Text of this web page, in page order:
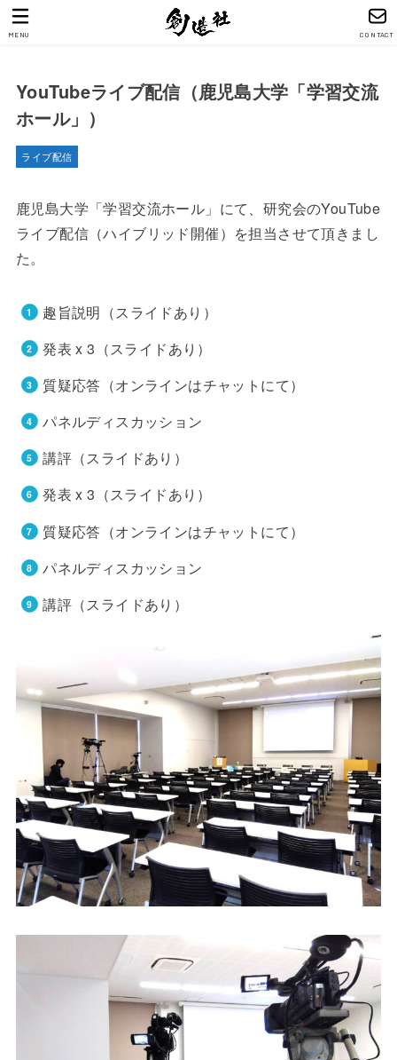
CONTACT
MENU
YouTubeライブ配信（鹿児島大学「学習交流
ホール」）
ライブ配信
鹿児島大学「学習交流ホール」にて、研究会のYouTube
ライブ配信（ハイブリッド開催）を担当させて頂きまし
た。
趣旨説明（スライドあり）
発表 x 3（スライドあり）
質疑応答（オンラインはチャットにて）
パネルディスカッション
講評（スライドあり）
発表 x 3（スライドあり）
質疑応答（オンラインはチャットにて）
パネルディスカッション
講評（スライドあり）